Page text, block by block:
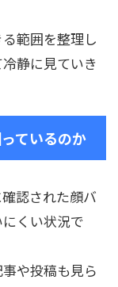
範囲を整理し
静に見ていき
ているのか
認された顔バ
くい状況で
や投稿も見ら